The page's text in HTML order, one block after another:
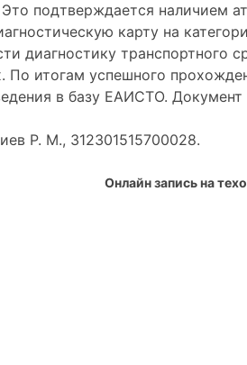
подтверждается наличием
карту на
диагностику транспортного
По итогам успешного
в базу ЕАИСТО.
Р. М., 312301515700028.
Онлайн запись на